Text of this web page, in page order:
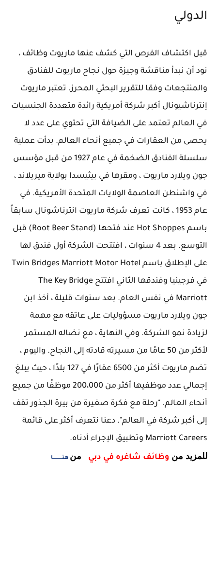
الدولي
قبل اكتشاف الفرص التي كشف عنها ماريوت وظائف ،
نود أن نبدأ مناقشة وجيزة حول نجاح ماريوت للفنادق
والمنتجعات وفقا للتقرير البحثي المحرز. تعتبر ماريوت
إنترناشيونال أكبر شركة أمريكية رائدة متعددة الجنسيات
في العالم تعتمد على الضيافة التي تحتوي على عدد لا
يحصى من العقارات في جميع أنحاء العالم. بدأت عملية
سلسلة الفنادق الضخمة في عام 1927 من قبل مؤسس
جون ويلارد ماريوت ، ومقرها في بيثيسدا بولاية ميريلاند ،
في واشنطن العاصمة الولايات المتحدة الأمريكية. في
عام 1953 ، كانت تعرف شركة ماريوت انترناشونال سابقاً
باسم Hot Shoppes عند فتحها (Root Beer Stand) قبل
التوسع. بعد 4 سنوات ، افتتحت الشركة أول فندق لها
على الإطلاق باسم Twin Bridges Marriott Motor Hotel
في فرجينيا وفندقها الثاني افتتح The Key Bridge
Marriott في نفس العام. بعد سنوات قليلة ، أخذ ابن
جون ويلارد ماريوت مسؤوليات على عاتقه مع مهمة
لزيادة نمو الشركة. وفي النهاية ، مع نضاله المستمر
لأكثر من 50 عامًا من مسيرته قادته إلى النجاح. واليوم ،
تضم ماريوت أكثر من 6500 عقارًا في 127 بلدًا ، حيث يبلغ
إجمالي عدد موظفيها أكثر من 200،000 موظفًا من جميع
أنحاء العالم. "رحلة مع فكرة صغيرة من بيرة الجذور تقف
إلى أكبر شركة في العالم". دعنا نتعرف أكثر على قائمة
Marriott Careers وتطبيق الإجراء أدناه.
للمزيد من وظائف شاغره في دبي من هنـــــــــا